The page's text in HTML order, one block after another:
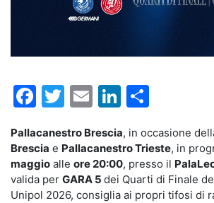
Facebook
Twitter
EmailLinkedIn
Pallacanestro Brescia, in occasione
Brescia e Pallacanestro Trieste, in
maggio alle ore 20:00, presso il
valida per GARA 5 dei Quarti di Finale
Unipol 2026, consiglia ai propri tifosi di